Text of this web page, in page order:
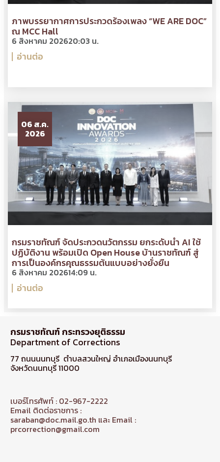
ภาพบรรยากาศการประกวดร้องเพลง “WE ARE DOC”
ณ MCC Hall
6 สิงหาคม 202620:03 น.
อ่านต่อ
06 ส.ค.
2026
กรมราชทัณฑ์ จัดประกวดนวัตกรรม ยกระดับนำ AI ใช้
ปฏิบัติงาน พร้อมเปิด Open House บ้านราชทัณฑ์ สู่
การเป็นองค์กรคุณธรรมต้นแบบอย่างยั่งยืน
6 สิงหาคม 202614:09 น.
อ่านต่อ
กรมราชทัณฑ์ กระทรวงยุติธรรม
Department of Corrections
77 ถนนนนทบุรี ตำบลสวนใหญ่ อำเภอเมืองนนทบุรี
จังหวัดนนทบุรี 11000
เบอร์โทรศัพท์ : 02-967-2222
Email ติดต่อราชการ :
saraban@doc.mail.go.th และ Email :
prcorrection@gmail.com